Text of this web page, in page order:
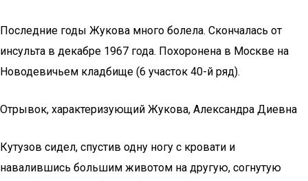
Последние годы Жукова много болела. Скончалась от
инсульта в декабре 1967 года. Похоронена в Москве на
Новодевичьем кладбище (6 участок 40-й ряд).
Отрывок, характеризующий Жукова, Александра Диевна
Кутузов сидел, спустив одну ногу с кровати и
навалившись большим животом на другую, согнутую